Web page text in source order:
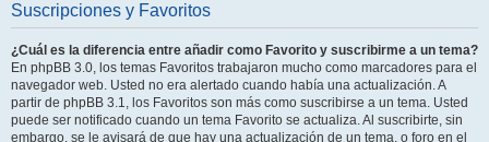
Suscripciones y Favoritos
¿Cuál es la diferencia entre añadir como Favorito y suscribirme a un tema?
En phpBB 3.0, los temas Favoritos trabajaron mucho como marcadores para el
navegador web. Usted no era alertado cuando había una actualización. A
partir de phpBB 3.1, los Favoritos son más como suscribirse a un tema. Usted
puede ser notificado cuando un tema Favorito se actualiza. Al suscribirte, sin
embargo, se le avisará de que hay una actualización de un tema, o foro en el